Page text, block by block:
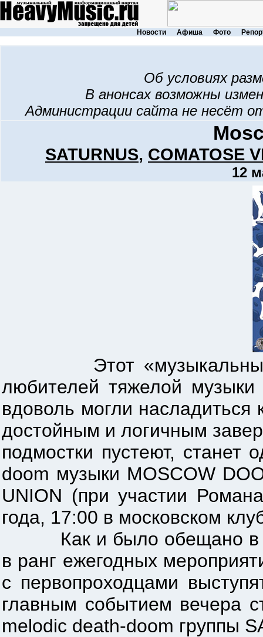
Новости Афиша Фото
Об условиях
В анонсах возможны
Администрации сайта не несёт
SATURNUS, COMATOSE
12
Этот «музыкальный»
любителей тяжелой
вдоволь могли
достойным и логичным
подмостки пустеют,
doom музыки MOSCOW
UNION (при участии
года, 17:00 в московском
Как и было обещано в
в ранг ежегодных
с первопроходцами
главным событием вечера
melodic death-doom группы